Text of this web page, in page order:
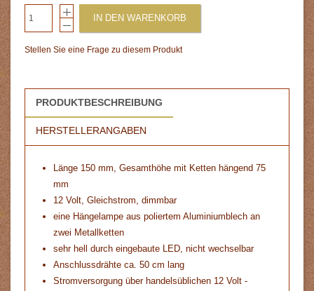
IN DEN WARENKORB
Stellen Sie eine Frage zu diesem Produkt
PRODUKTBESCHREIBUNG
HERSTELLERANGABEN
Länge 150 mm, Gesamthöhe mit Ketten hängend 75
mm
12 Volt, Gleichstrom, dimmbar
eine Hängelampe aus poliertem Aluminiumblech an
zwei Metallketten
sehr hell durch eingebaute LED, nicht wechselbar
Anschlussdrähte ca. 50 cm lang
Stromversorgung über handelsüblichen 12 Volt -